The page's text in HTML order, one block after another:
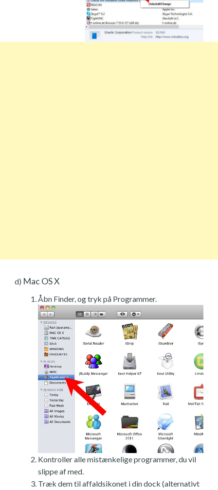
d) Mac OS X
Åbn Finder, og tryk på Programmer.
Kontroller alle mistænkelige programmer, du vil
slippe af med.
Træk dem til affaldsikonet i din dock (alternativt